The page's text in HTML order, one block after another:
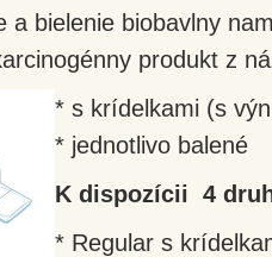
a bielenie biobavlny
produkt z
* s krídelkami (s
* jednotlivo balené
K dispozícii 4
* Regular s